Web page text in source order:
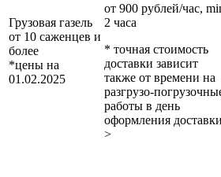
Грузовая газель
от 10 саженцев и
более
*цены на
01.02.2025
от 900 рублей/час,
2 часа
* точная стоимость
доставки зависит
также от времени на
разгрузо-
работы в день
оформления доставки
>